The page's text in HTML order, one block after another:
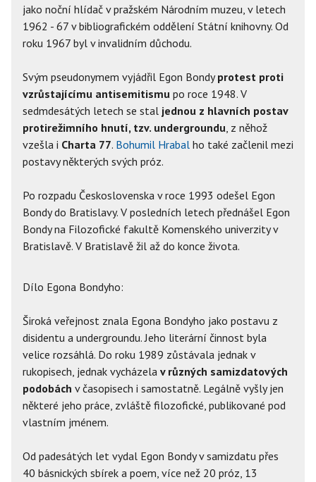
jako noční hlídač v pražském Národním muzeu, v letech
1962 - 67 v bibliografickém oddělení Státní knihovny. Od
roku 1967 byl v invalidním důchodu.
Svým pseudonymem vyjádřil Egon Bondyprotest proti
vzrůstajícímu antisemitismu po roce 1948. V
sedmdesátých letech se stal jednou z hlavních postav
protirežimního hnutí, tzv. undergroundu, z něhož
vzešla i Charta 77. Bohumil Hrabal ho také začlenil mezi
postavy některých svých próz.
Po rozpadu Československa v roce 1993 odešel Egon
Bondy do Bratislavy. V posledních letech přednášel Egon
Bondy na Filozofické fakultě Komenského univerzity v
Bratislavě. V Bratislavě žil až do konce života.
Dílo Egona Bondyho:
Široká veřejnost znala Egona Bondyho jako postavu z
disidentu a undergroundu. Jeho literární činnost byla
velice rozsáhlá. Do roku 1989 zůstávala jednak v
rukopisech, jednak vycházela v různých samizdatových
podobách v časopisech i samostatně. Legálně vyšly jen
některé jeho práce, zvláště filozofické, publikované pod
vlastním jménem.
Od padesátých let vydal Egon Bondy v samizdatu přes
40 básnických sbírek a poem, více než 20 próz, 13